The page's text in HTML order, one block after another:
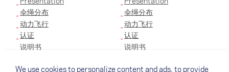
伞绳分布
动力飞行
认证
说明书
伞绳分布
动力飞行
认证
说明书
We use cookies to personalize content and ads, to provide